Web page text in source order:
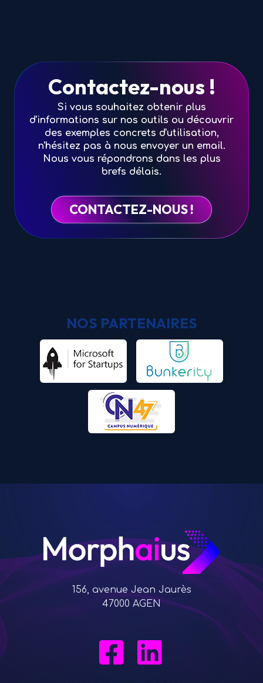
Contactez-nous !
Si vous souhaitez obtenir plus
d'informations sur nos outils ou découvrir
des exemples concrets d'utilisation,
n'hésitez pas à nous envoyer un email.
Nous vous répondrons dans les plus
brefs délais.
CONTACTEZ-NOUS !
NOS PARTENAIRES
156, avenue Jean Jaurès
47000 AGEN